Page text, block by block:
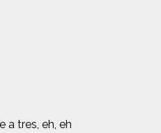
a tres, eh, eh